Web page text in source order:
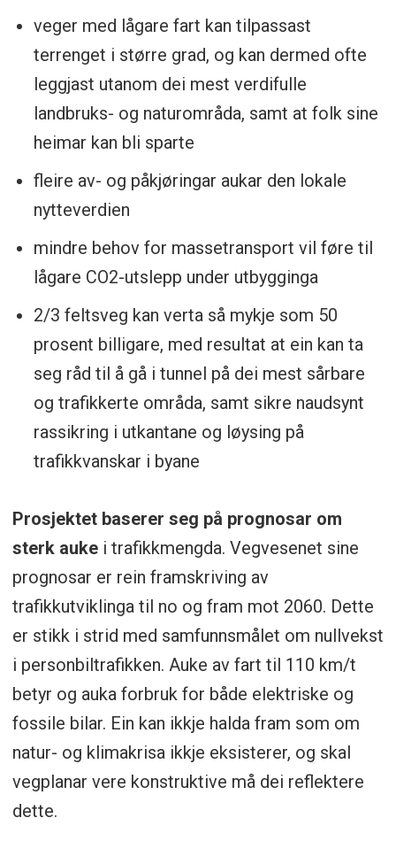
veger med lågare fart kan tilpassast
terrenget i større grad, og kan dermed ofte
leggjast utanom dei mest verdifulle
landbruks- og naturområda, samt at folk sine
heimar kan bli sparte
fleire av- og påkjøringar aukar den lokale
nytteverdien
mindre behov for massetransport vil føre til
lågare CO2-utslepp under utbygginga
2/3 feltsveg kan verta så mykje som 50
prosent billigare, med resultat at ein kan ta
seg råd til å gå i tunnel på dei mest sårbare
og trafikkerte områda, samt sikre naudsynt
rassikring i utkantane og løysing på
trafikkvanskar i byane
Prosjektet baserer seg på prognosar om
sterk aukei trafikkmengda. Vegvesenet sine
prognosar er rein framskriving av
trafikkutviklinga til no og fram mot 2060. Dette
er stikk i strid med samfunnsmålet om nullvekst
i personbiltrafikken. Auke av fart til 110 km/t
betyr og auka forbruk for både elektriske og
fossile bilar. Ein kan ikkje halda fram som om
natur- og klimakrisa ikkje eksisterer, og skal
vegplanar vere konstruktive må dei reflektere
dette.